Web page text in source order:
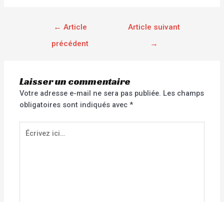
← Article
précédent
Article suivant
→
Laisser un commentaire
Votre adresse e-mail ne sera pas publiée. Les champs
obligatoires sont indiqués avec*
Écrivez
ici…